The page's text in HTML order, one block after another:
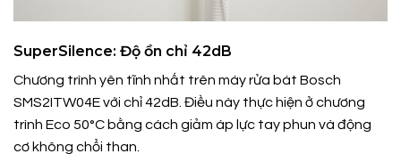
SuperSilence: Độ ồn chỉ 42dB
Chương trình yên tĩnh nhất trên máy rửa bát Bosch
SMS2ITW04E với chỉ 42dB. Điều này thực hiện ở chương
trình Eco 50°C bằng cách giảm áp lực tay phun và động
cơ không chổi than.